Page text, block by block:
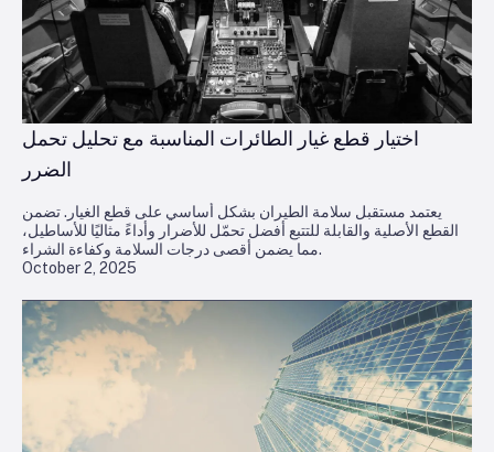
October 2, 2025
اختيار قطع غيار الطائرات المناسبة مع تحليل تحمل
الضرر
يعتمد مستقبل سلامة الطيران بشكل أساسي على قطع الغيار. تضمن
القطع الأصلية والقابلة للتتبع أفضل تحمّل للأضرار وأداءً مثاليًا للأساطيل،
مما يضمن أقصى درجات السلامة وكفاءة الشراء.